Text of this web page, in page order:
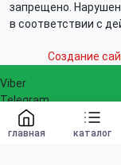
главная каталог
запрещено.
в соответствии с
Создание
Viber
Telegram
WhatsApp
info@woodsteelwork.by